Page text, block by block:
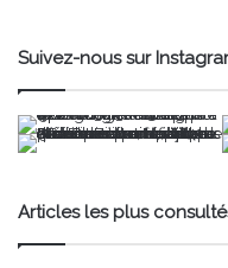
Suivez-nous sur
Articles les plus